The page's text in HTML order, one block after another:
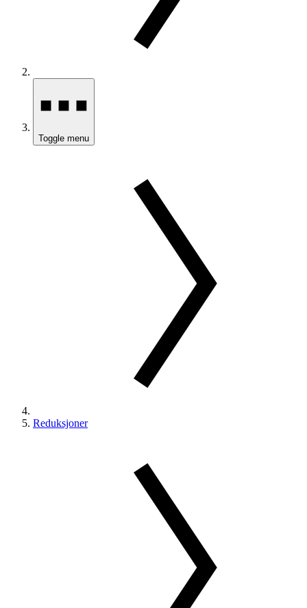
Toggle menu
Reduksjoner